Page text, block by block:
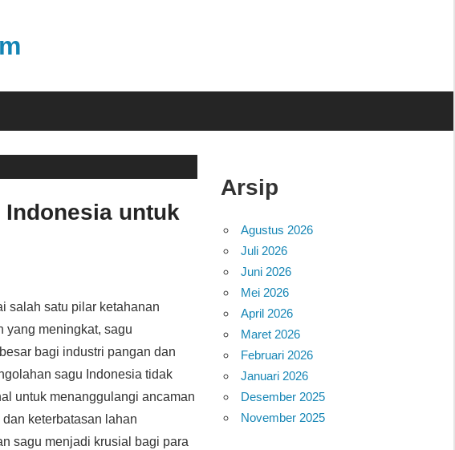
untuk
salah satu pilar ketahanan
yang meningkat, sagu
bagi industri pangan dan
sagu Indonesia tidak
untuk menanggulangi ancaman
keterbatasan lahan
sagu menjadi krusial bagi para
Arsip
Agustus 2026
Juli 2026
Juni 2026
Mei 2026
April 2026
Maret 2026
Februari 2026
Januari 2026
Desember 2025
November 2025